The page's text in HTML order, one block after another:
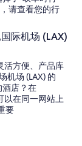
请查看您的行
际机场 (LAX)
活方便、产品库
机场 (LAX) 的
酒店？在
以在同一网站上
要